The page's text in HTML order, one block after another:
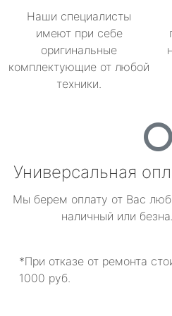
Наши специалисты
имеют при себе
оригинальные
комплектующие от любой
техники.
Универсальная
Мы берем оплату от Вас
наличный или
*При отказе от ремонта
1000 руб.